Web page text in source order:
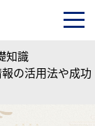
知識
の活用法や成功